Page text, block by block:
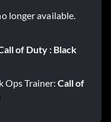
longer available.
of Duty : Black
Ops Trainer: Call of